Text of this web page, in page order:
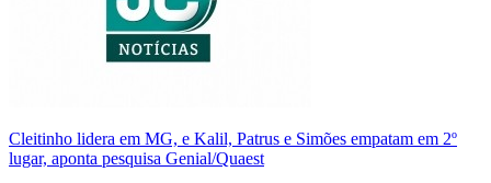
Cleitinho lidera em MG, e Kalil, Patrus e Simões empatam em 2º
lugar, aponta pesquisa Genial/Quaest